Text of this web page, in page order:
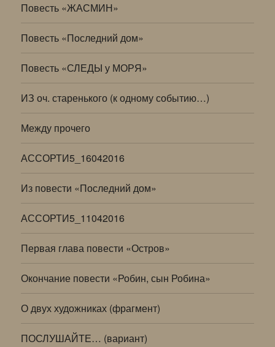
Повесть «ЖАСМИН»
Повесть «Последний дом»
Повесть «СЛЕДЫ у МОРЯ»
ИЗ оч. старенького (к одному событию…)
Между прочего
АССОРТИ5_16042016
Из повести «Последний дом»
АССОРТИ5_11042016
Первая глава повести «Остров»
Окончание повести «Робин, сын Робина»
О двух художниках (фрагмент)
ПОСЛУШАЙТЕ… (вариант)